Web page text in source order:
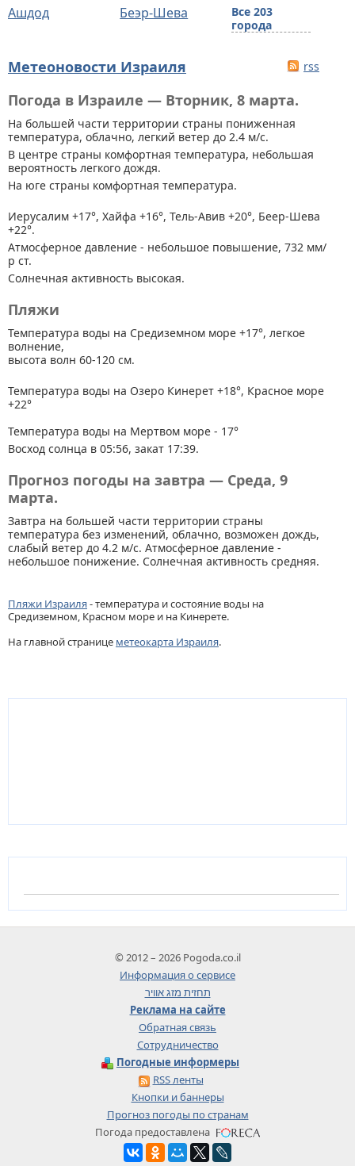
Ашдод
Беэр-Шева
Все 203
города
Метеоновости Израиля rss
Погода в Израиле — Вторник, 8 марта.
На большей части территории страны пониженная
температура, облачно, легкий ветер до 2.4 м/с.
В центре страны комфортная температура, небольшая
вероятность легкого дождя.
На юге страны комфортная температура.
Иерусалим +17°, Хайфа +16°, Тель-Авив +20°, Беер-Шева
+22°.
Атмосферное давление - небольшое повышение, 732 мм/
р ст.
Солнечная активность высокая.
Пляжи
Температура воды на Средиземном море +17°, легкое
волнение,
высота волн 60-120 см.
Температура воды на Озеро Кинерет +18°, Красное море
+22°
Температура воды на Мертвом море - 17°
Восход солнца в 05:56, закат 17:39.
Прогноз погоды на завтра — Среда, 9
марта.
Завтра на большей части территории страны
температура без изменений, облачно, возможен дождь,
слабый ветер до 4.2 м/с. Атмосферное давление -
небольшое понижение. Солнечная активность средняя.
Пляжи Израиля- температура и состояние воды на
Средиземном, Красном море и на Кинерете.
На главной странице метеокарта Израиля.
© 2012 – 2026 Pogoda.co.il
Информация о сервисе
תחזית מזג אוויר
Реклама на сайте
Обратная связь
Сотрудничество
Погодные информеры
RSS ленты
Кнопки и баннеры
Прогноз погоды по странам
Погода предоставлена